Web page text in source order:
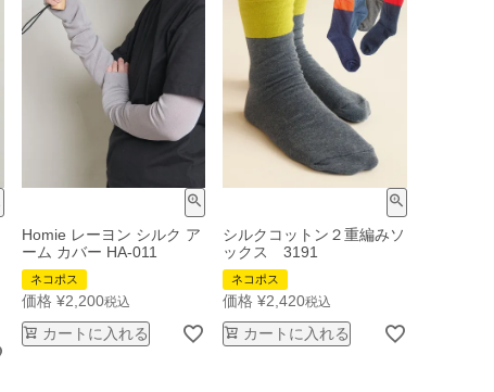
Homie レーヨン シルク ア
ーム カバー HA-011
ネコポス
価格 ¥2,200税込
カートに入れる
シルクコットン２重編みソ
ックス 3191
ネコポス
価格 ¥2,420税込
カートに入れる